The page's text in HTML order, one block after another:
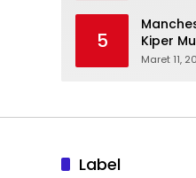
5
Kiper
Andre
Maret 11,
Label